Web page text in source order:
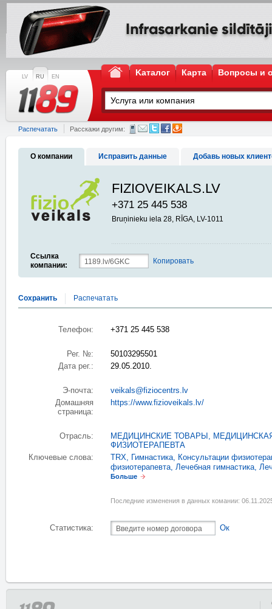
LV RU EN Kаталог Карта Вопросы и
Распечатать Расскажи другим:
О компании Исправить данные Добавь новых
FIZIOVEIKALS.LV
+371 25 445 538
Bruņinieku iela 28, RĪGA, LV-1011
Ссылка
компании:
Копировать
Сохранить Распечатать
Телефон: +371 25 445 538
Рег. №:
50103295501
Дата рег.:
29.05.2010.
Э-почта:
veikals@fiziocentrs.lv
Домашняя
страница:
https://www.fizioveikals.lv/
Отрасль:
МЕДИЦИНСКИЕ ТОВАРЫ,
ФИЗИОТЕРАПЕВТА
Ключевые слова:
TRX, Гимнастика, Консультации
физиотерапевта, Лечебная гимнастика,
Больше
Последние изменения в данных комании:
Статистика: Ок